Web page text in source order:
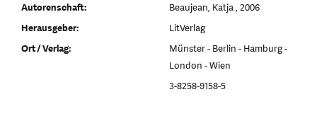
Autorenschaft:
Beaujean, Katja , 2006
Herausgeber:
LitVerlag
Ort / Verlag:
Münster - Berlin - Hamburg -
London - Wien
3-8258-9158-5